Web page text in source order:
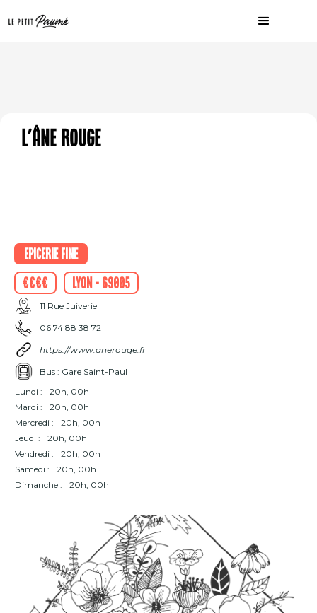
L'âne rouge
Epicerie fine
€€€€
Lyon - 69005
11 Rue Juiverie
06 74 88 38 72
https://www.anerouge.fr
Bus : Gare Saint-Paul
Lundi :
20h, 00h
Mardi :
20h, 00h
Mercredi :
20h, 00h
Jeudi :
20h, 00h
Vendredi :
20h, 00h
Samedi :
20h, 00h
Dimanche :
20h, 00h